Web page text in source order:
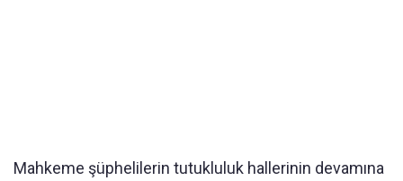
Mahkeme şüphelilerin tutukluluk hallerinin devamına